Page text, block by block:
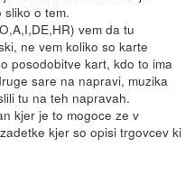
sliko o tem.
vem da tu
ne vem koliko so karte
posodobitve kart, kdo to ima
sare na napravi, muzika
tu na teh napravah.
kjer je to mogoce ze v
kjer so opisi trgovcev ki